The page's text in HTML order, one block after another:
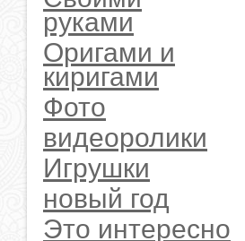
руками
Оригами и
киригами
Фото
видеоролики
Игрушки
новый год
Это интересно